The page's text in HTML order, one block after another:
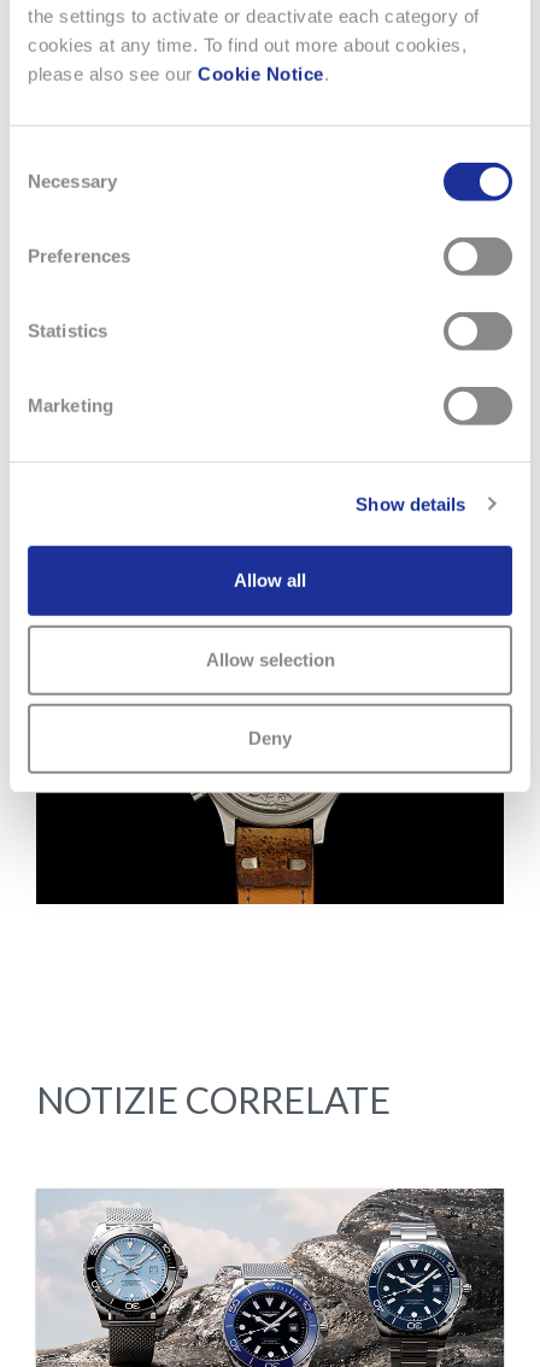
the settings to activate or deactivate each category of
cookies at any time. To find out more about cookies,
please also see our Cookie Notice.
Selection
Necessary
Preferences
Statistics
Marketing
Show details
Allow all
Allow selection
Deny
precisione, affidabilità e utilizzo intuitivo in un contesto
moderno.
velocità, precisione e semplicità, quando ogni secondo
I moderni modelli flyback dimostrano come
un’orologeria guidata dalla funzione mantenga piena
riproduzione né un omaggio, ma la prosecuzione di
Leggi di più
NOTIZIE CORRELATE